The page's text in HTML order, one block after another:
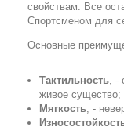
свойствам. Все
Спортсменом для
Основные
Тактильность, -
живое существо;
Мягкость, -